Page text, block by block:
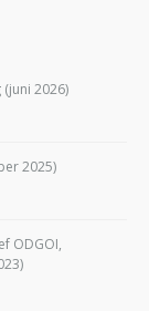
2026)
2025)
ODGOI,